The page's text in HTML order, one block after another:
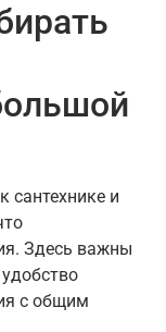
сантехнике и
Здесь важны
с общим